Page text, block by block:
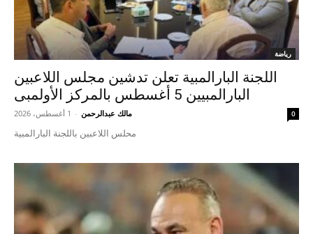
رياضة
اللجنة البارالمبية تعلن تدشين مجلس اللاعبين
البارالمبيين 5 أغسطس بالمركز الأولمبى
مالك عبدالرحمن - 1 أغسطس، 2026 0
محلس اللاعبين باللجنة البارالمبية